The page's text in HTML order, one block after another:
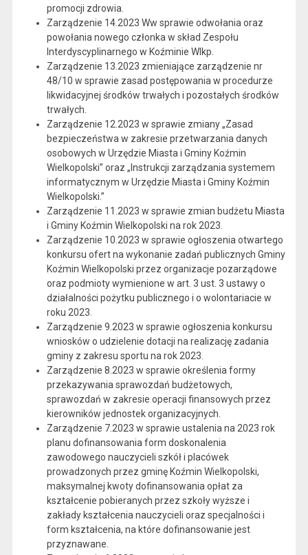
promocji zdrowia.
Zarządzenie 14.2023 Ww sprawie odwołania oraz
powołania nowego członka w skład Zespołu
Interdyscyplinarnego w Koźminie Wlkp.
Zarządzenie 13.2023 zmieniające zarządzenie nr
48/10 w sprawie zasad postępowania w procedurze
likwidacyjnej środków trwałych i pozostałych środków
trwałych.
Zarządzenie 12.2023 w sprawie zmiany „Zasad
bezpieczeństwa w zakresie przetwarzania danych
osobowych w Urzędzie Miasta i Gminy Koźmin
Wielkopolski” oraz „Instrukcji zarządzania systemem
informatycznym w Urzędzie Miasta i Gminy Koźmin
Wielkopolski.”
Zarządzenie 11.2023 w sprawie zmian budżetu Miasta
i Gminy Koźmin Wielkopolski na rok 2023.
Zarządzenie 10.2023 w sprawie ogłoszenia otwartego
konkursu ofert na wykonanie zadań publicznych Gminy
Koźmin Wielkopolski przez organizacje pozarządowe
oraz podmioty wymienione w art. 3 ust. 3 ustawy o
działalności pożytku publicznego i o wolontariacie w
roku 2023.
Zarządzenie 9.2023 w sprawie ogłoszenia konkursu
wniosków o udzielenie dotacji na realizację zadania
gminy z zakresu sportu na rok 2023.
Zarządzenie 8.2023 w sprawie określenia formy
przekazywania sprawozdań budżetowych,
sprawozdań w zakresie operacji finansowych przez
kierowników jednostek organizacyjnych.
Zarządzenie 7.2023 w sprawie ustalenia na 2023 rok
planu dofinansowania form doskonalenia
zawodowego nauczycieli szkół i placówek
prowadzonych przez gminę Koźmin Wielkopolski,
maksymalnej kwoty dofinansowania opłat za
kształcenie pobieranych przez szkoły wyższe i
zakłady kształcenia nauczycieli oraz specjalności i
form kształcenia, na które dofinansowanie jest
przyznawane.